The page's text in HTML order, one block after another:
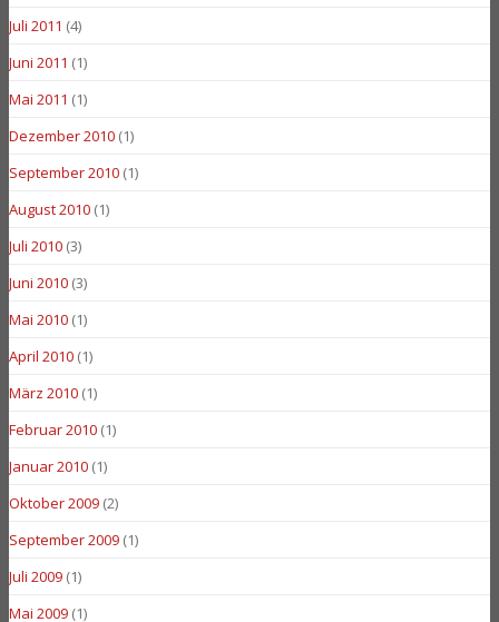
Juli 2011 (4)
Juni 2011 (1)
Mai 2011 (1)
Dezember 2010 (1)
September 2010 (1)
August 2010 (1)
Juli 2010 (3)
Juni 2010 (3)
Mai 2010 (1)
April 2010 (1)
März 2010 (1)
Februar 2010 (1)
Januar 2010 (1)
Oktober 2009 (2)
September 2009 (1)
Juli 2009 (1)
Mai 2009 (1)